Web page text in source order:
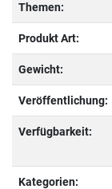
Themen:
Produkt Art:
Gewicht:
Veröffentlichung:
Verfügbarkeit:
Kategorien: